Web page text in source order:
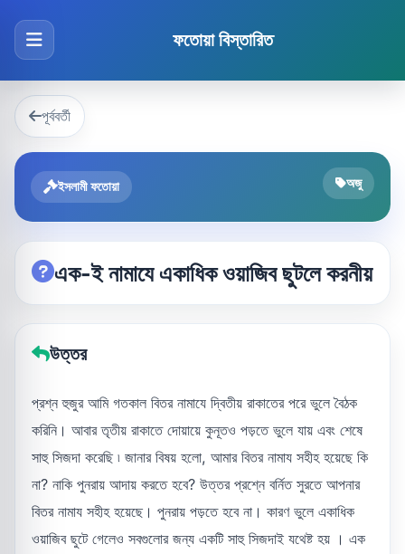
ফতোয়া বিস্তারিত
পূর্ববর্তী
ইসলামী ফতোয়া অজু
এক-ই নামাযে একাধিক ওয়াজিব ছুটলে করনীয়
উত্তর
প্রশ্ন হুজুর আমি গতকাল বিতর নামাযে দ্বিতীয় রাকাতের পরে ভুলে বৈঠক
করিনি। আবার তৃতীয় রাকাতে দোয়ায়ে কুনূতও পড়তে ভুলে যায় এবং শেষে
সাহু সিজদা করেছি ৷ জানার বিষয় হলো, আমার বিতর নামায সহীহ হয়েছে কি
না? নাকি পুনরায় আদায় করতে হবে? উত্তর প্রশ্নে বর্নিত সুরতে আপনার
বিতর নামায সহীহ হয়েছে। পুনরায় পড়তে হবে না। কারণ ভুলে একাধিক
ওয়াজিব ছুটে গেলেও সবগুলোর জন্য একটি সাহু সিজদাই যথেষ্ট হয় । এক